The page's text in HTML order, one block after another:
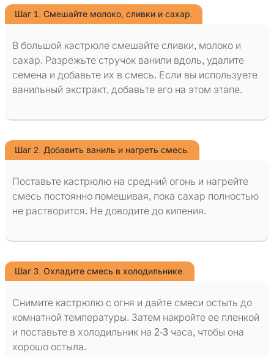
Шаг 1. Смешайте молоко, сливки и сахар.
В большой кастрюле смешайте сливки, молоко и
сахар. Разрежьте стручок ванили вдоль, удалите
семена и добавьте их в смесь. Если вы используете
ванильный экстракт, добавьте его на этом этапе.
Шаг 2. Добавить ваниль и нагреть смесь.
Поставьте кастрюлю на средний огонь и нагрейте
смесь постоянно помешивая, пока сахар полностью
не растворится. Не доводите до кипения.
Шаг 3. Охладите смесь в холодильнике.
Снимите кастрюлю с огня и дайте смеси остыть до
комнатной температуры. Затем накройте ее пленкой
и поставьте в холодильник на 2-3 часа, чтобы она
хорошо остыла.